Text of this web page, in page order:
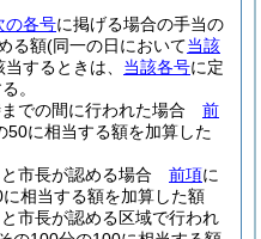
の各号に掲げる場合の手当の
る額(同一の日において当該
するときは、 当該各号に定
。
での間に行われた場合 前
50に相当する額を加算した
市長が認める場合 前項に
相当する額を加算した額
市長が認める区域で行われ